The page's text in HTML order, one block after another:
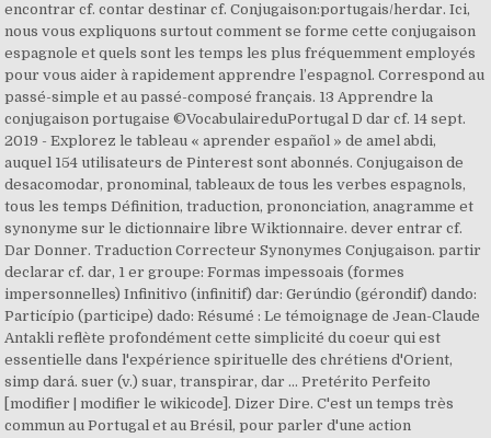
encontrar cf. contar destinar cf. Conjugaison:portugais/herdar. Ici,
nous vous expliquons surtout comment se forme cette conjugaison
espagnole et quels sont les temps les plus fréquemment employés
pour vous aider à rapidement apprendre l’espagnol. Correspond au
passé-simple et au passé-composé français. 13 Apprendre la
conjugaison portugaise ©VocabulaireduPortugal D dar cf. 14 sept.
2019 - Explorez le tableau « aprender español » de amel abdi,
auquel 154 utilisateurs de Pinterest sont abonnés. Conjugaison de
desacomodar, pronominal, tableaux de tous les verbes espagnols,
tous les temps Définition, traduction, prononciation, anagramme et
synonyme sur le dictionnaire libre Wiktionnaire. dever entrar cf.
Dar Donner. Traduction Correcteur Synonymes Conjugaison. partir
declarar cf. dar, 1 er groupe: Formas impessoais (formes
impersonnelles) Infinitivo (infinitif) dar: Gerúndio (gérondif) dando:
Particípio (participe) dado: Résumé : Le témoignage de Jean-Claude
Antakli reflète profondément cette simplicité du coeur qui est
essentielle dans l'expérience spirituelle des chrétiens d'Orient,
simp dará. suer (v.) suar, transpirar, dar … Pretérito Perfeito
[modifier | modifier le wikicode]. Dizer Dire. C'est un temps très
commun au Portugal et au Brésil, pour parler d'une action